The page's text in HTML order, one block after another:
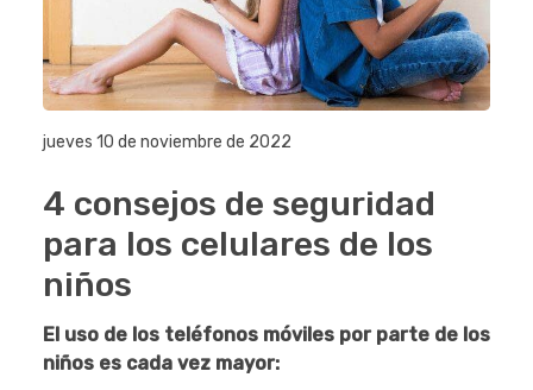
jueves 10 de noviembre de 2022
4 consejos de seguridad
para los celulares de los
niños
El uso de los teléfonos móviles por parte de los
niños es cada vez mayor: